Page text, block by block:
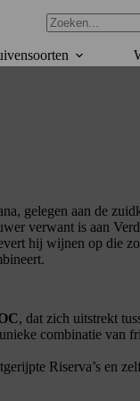
gelegen aan de
verwant is aan
hij wijnen op die
, dat zich uitstrekt
combinatie
Riserva’s en